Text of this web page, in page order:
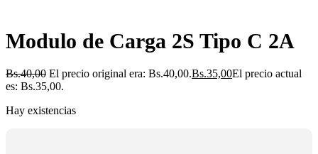
Modulo de Carga 2S Tipo C 2A
Bs.40,00 El precio original era: Bs.40,00.Bs.35,00El precio actual
es: Bs.35,00.
Hay existencias